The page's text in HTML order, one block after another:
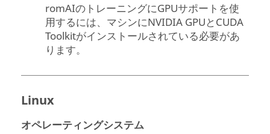
romAIのトレーニングにGPUサポートを使
用するには、マシンにNVIDIA GPUとCUDA
Toolkitがインストールされている必要があ
ります。
Linux
オペレーティングシステム